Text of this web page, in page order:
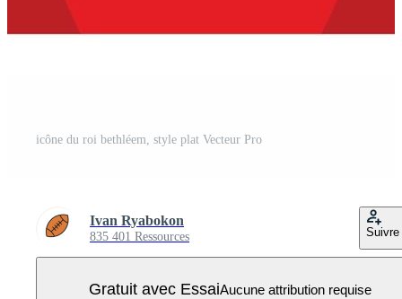
icône du roi bethléem, style plat Vecteur Pro
Ivan Ryabokon
835 401 Ressources Suivre
Gratuit avec EssaiAucune attribution requise